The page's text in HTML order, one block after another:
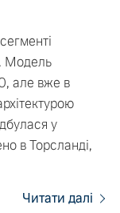
Модель
але вже в
у
в Торсланді,
Читати далі